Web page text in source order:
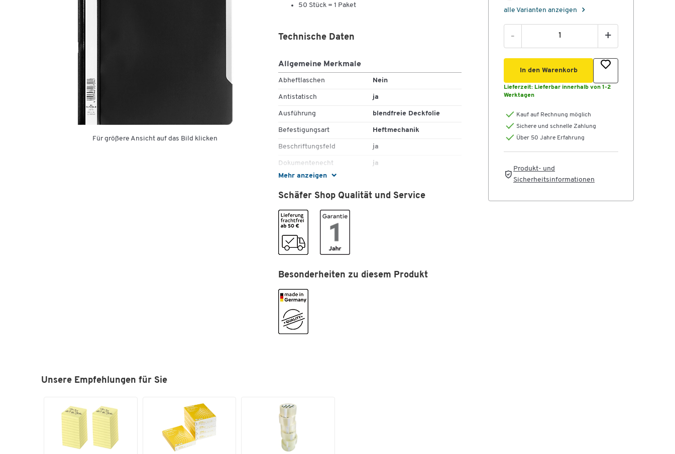
Für größere Ansicht auf das Bild klicken
50 Stück = 1 Paket
Mehr anzeigen
Technische Daten
Allgemeine Merkmale
Abheftlaschen Nein
Antistatisch ja
Ausführung blendfreie Deckfolie
Befestigungsart Heftmechanik
Beschriftungsfeld ja
Dokumentenecht ja
Einstecktasche
Farbe Rückenfläche schwarz
Farbe Vorderdeckel
Fassungsvermögen [Blatt]
Länge [mm]
Stück pro Paket 50
Farben
Farbe
Schäfer Shop Qualität und Service
Besonderheiten zu diesem Produkt
alle Varianten anzeigen
- +
In den Warenkorb
Lieferzeit: Lieferbar innerhalb von 1-2
Werktagen
Kauf auf Rechnung möglich
Sichere und schnelle Zahlung
Über 50 Jahre Erfahrung
Produkt- und
Sicherheitsinformationen
Unsere Empfehlungen für Sie